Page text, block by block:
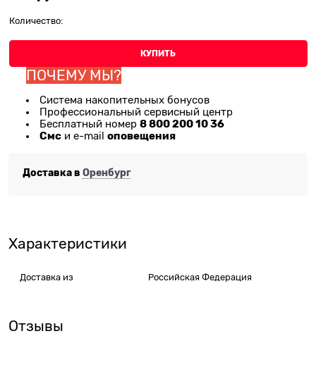
Количество:
КУПИТЬ
ПОЧЕМУ МЫ?
Система накопительных бонусов
Профессиональный сервисный центр
Бесплатный номер 8 800 200 10 36
Смс и e-mail оповещения
Доставка в Оренбург
Характеристики
Доставка из Российская Федерация
Отзывы